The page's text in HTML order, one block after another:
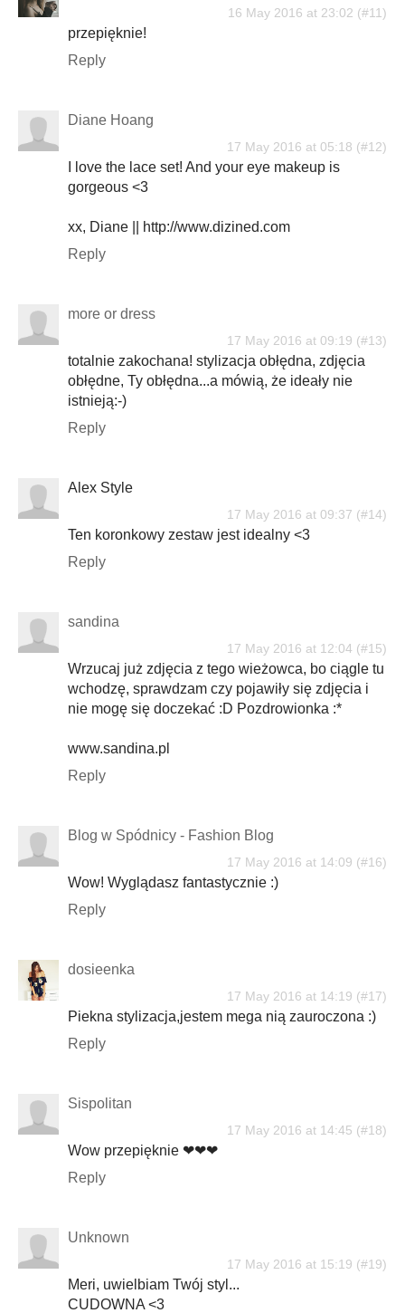
16 May 2016 at 23:02
przepięknie!
Reply
Diane Hoang
17 May 2016 at 05:18
I love the lace set! And your eye makeup is
gorgeous <3
xx, Diane || http://www.dizined.com
Reply
more or dress
17 May 2016 at 09:19
totalnie zakochana! stylizacja obłędna, zdjęcia
obłędne, Ty obłędna...a mówią, że ideały nie
istnieją:-)
Reply
Alex Style
17 May 2016 at 09:37
Ten koronkowy zestaw jest idealny <3
Reply
sandina
17 May 2016 at 12:04
Wrzucaj już zdjęcia z tego wieżowca, bo ciągle tu
wchodzę, sprawdzam czy pojawiły się zdjęcia i
nie mogę się doczekać :D Pozdrowionka :*
www.sandina.pl
Reply
Blog w Spódnicy - Fashion Blog
17 May 2016 at 14:09
Wow! Wyglądasz fantastycznie :)
Reply
dosieenka
17 May 2016 at 14:19
Piekna stylizacja,jestem mega nią zauroczona :)
Reply
Sispolitan
17 May 2016 at 14:45
Wow przepięknie ❤❤❤
Reply
Unknown
17 May 2016 at 15:19
Meri, uwielbiam Twój styl...
CUDOWNA <3